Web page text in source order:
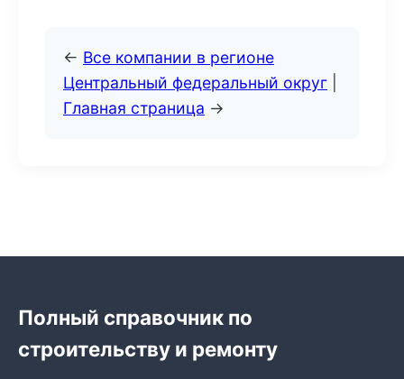
← Все компании в регионе
Центральный федеральный округ
Главная страница →
Полный справочник по
строительству и ремонту